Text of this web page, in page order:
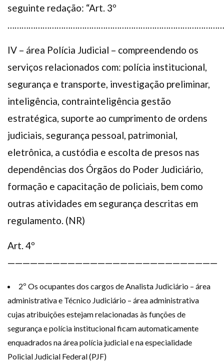
seguinte redação: “Art. 3º
IV – área Polícia Judicial – compreendendo os
serviços relacionados com: polícia institucional,
segurança e transporte, investigação preliminar,
inteligência, contrainteligência gestão
estratégica, suporte ao cumprimento de ordens
judiciais, segurança pessoal, patrimonial,
eletrônica, a custódia e escolta de presos nas
dependências dos Órgãos do Poder Judiciário,
formação e capacitação de policiais, bem como
outras atividades em segurança descritas em
regulamento. (NR)
Art. 4º
————————————————————————————
2º Os ocupantes dos cargos de Analista Judiciário – área
administrativa e Técnico Judiciário – área administrativa
cujas atribuições estejam relacionadas às funções de
segurança e polícia institucional ficam automaticamente
enquadrados na área polícia judicial e na especialidade
Policial Judicial Federal (PJF)